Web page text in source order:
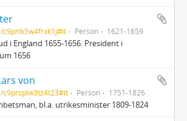
c9prtk5w4frxk1j#it Person 1621-1659
i England 1655-1656. President i
1656
von
c9prsplw3tz4t23#it Person 1751-1826
bl.a. utrikesminister 1809-1824